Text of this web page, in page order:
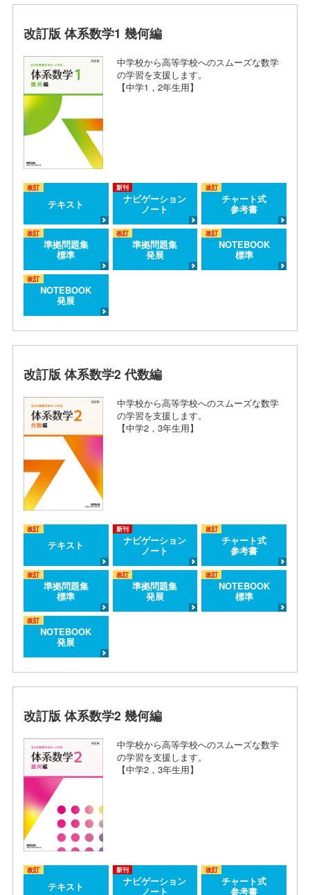
改訂版 体系数学1 幾何編
中学校から高等学校へのスムーズな数学
の学習を支援します。
【中学1，2年生用】
改訂
テキスト
新刊
ナビゲーション
ノート
改訂
チャート式
参考書
改訂
準拠問題集
標準
改訂
準拠問題集
発展
改訂
NOTEBOOK
標準
改訂
NOTEBOOK
発展
改訂版 体系数学2 代数編
中学校から高等学校へのスムーズな数学
の学習を支援します。
【中学2，3年生用】
改訂
テキスト
新刊
ナビゲーション
ノート
改訂
チャート式
参考書
改訂
準拠問題集
標準
改訂
準拠問題集
発展
改訂
NOTEBOOK
標準
改訂
NOTEBOOK
発展
改訂版 体系数学2 幾何編
中学校から高等学校へのスムーズな数学
の学習を支援します。
【中学2，3年生用】
改訂
テキスト
新刊
ナビゲーション
ノート
改訂
チャート式
参考書